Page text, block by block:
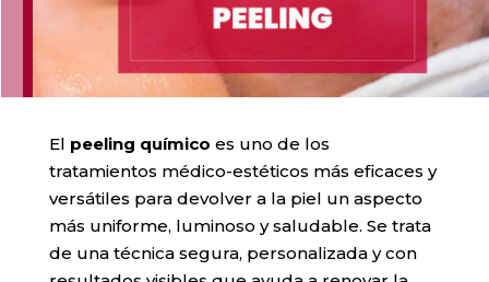
El peeling químico es uno de los
tratamientos médico-estéticos más eficaces y
versátiles para devolver a la piel un aspecto
más uniforme, luminoso y saludable. Se trata
de una técnica segura, personalizada y con